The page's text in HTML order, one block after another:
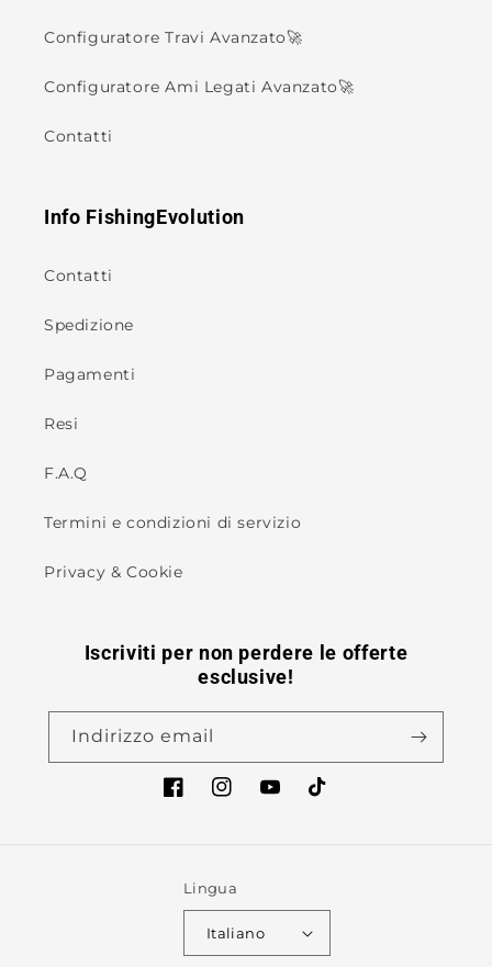
Configuratore Travi Avanzato🚀
Configuratore Ami Legati Avanzato🚀
Contatti
Info FishingEvolution
Contatti
Spedizione
Pagamenti
Resi
F.A.Q
Termini e condizioni di servizio
Privacy & Cookie
Iscriviti per non perdere le offerte
esclusive!
Indirizzo email
FacebookInstagramYouTubeTikTok
Lingua
Italiano